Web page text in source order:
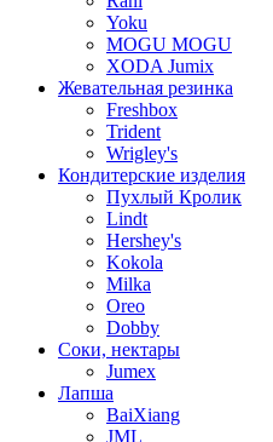
Yoku
MOGU MOGU
XODA Jumix
Жевательная резинка
Freshbox
Trident
Wrigley's
Кондитерские изделия
Пухлый Кролик
Lindt
Hershey's
Kokola
Milka
Oreo
Dobby
Соки, нектары
Jumex
Лапша
BaiXiang
JML